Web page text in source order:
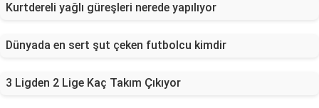
Kurtdereli yağlı güreşleri nerede yapılıyor
Dünyada en sert şut çeken futbolcu kimdir
3 Ligden 2 Lige Kaç Takım Çıkıyor